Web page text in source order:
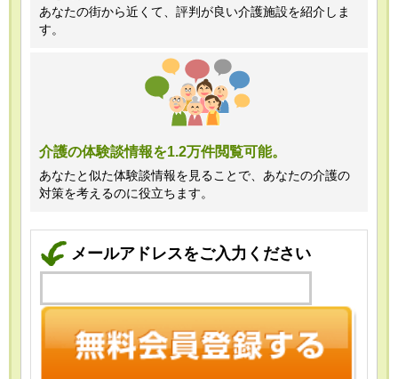
あなたの街から近くて、評判が良い介護施設を紹介しま
す。
介護の体験談情報を1.2万件閲覧可能。
あなたと似た体験談情報を見ることで、あなたの介護の
対策を考えるのに役立ちます。
メールアドレスをご入力ください